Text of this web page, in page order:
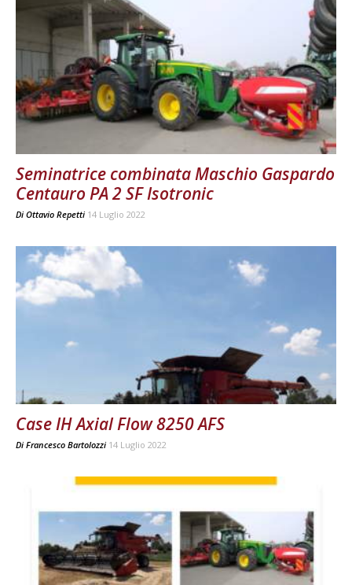
Seminatrice combinata Maschio Gaspardo
Centauro PA 2 SF Isotronic
Di Ottavio Repetti 14 Luglio 2022
Case IH Axial Flow 8250 AFS
Di Francesco Bartolozzi 14 Luglio 2022